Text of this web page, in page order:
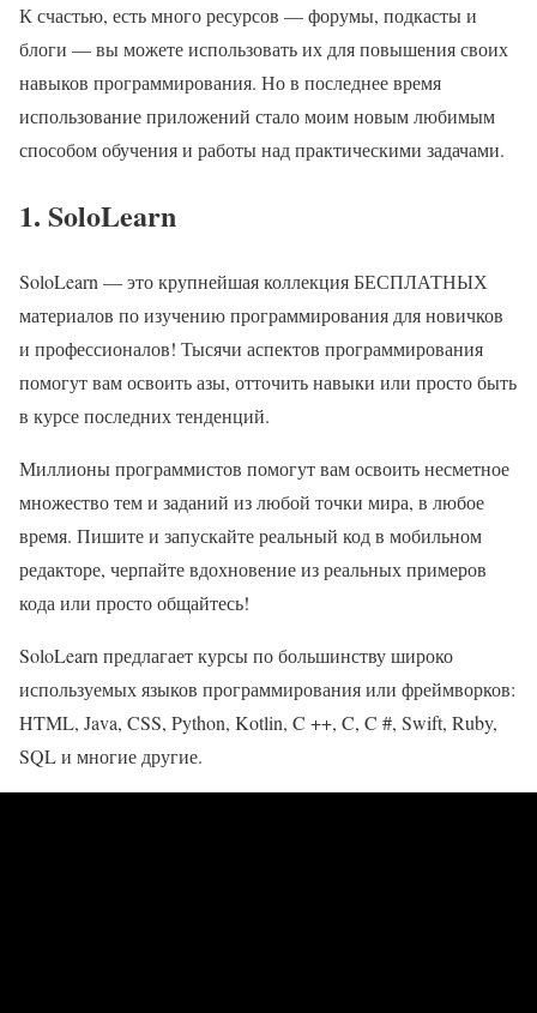
К счастью, есть много ресурсов — форумы, подкасты и
блоги — вы можете использовать их для повышения своих
навыков программирования. Но в последнее время
использование приложений стало моим новым любимым
способом обучения и работы над практическими задачами.
1. SoloLearn
SoloLearn — это крупнейшая коллекция БЕСПЛАТНЫХ
материалов по изучению программирования для новичков
и профессионалов! Тысячи аспектов программирования
помогут вам освоить азы, отточить навыки или просто быть
в курсе последних тенденций.
Миллионы программистов помогут вам освоить несметное
множество тем и заданий из любой точки мира, в любое
время. Пишите и запускайте реальный код в мобильном
редакторе, черпайте вдохновение из реальных примеров
кода или просто общайтесь!
SoloLearn предлагает курсы по большинству широко
используемых языков программирования или фреймворков:
HTML, Java, CSS, Python, Kotlin, C ++, C, C #, Swift, Ruby,
SQL и многие другие.